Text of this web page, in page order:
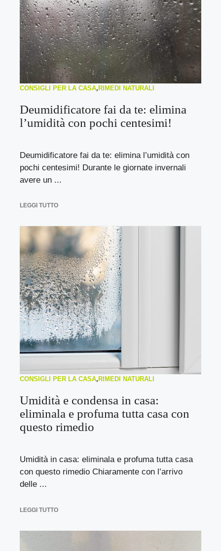
CONSIGLI PER LA CASA,RIMEDI NATURALI
Deumidificatore fai da te: elimina
l’umidità con pochi centesimi!
Deumidificatore fai da te: elimina l’umidità con
pochi centesimi! Durante le giornate invernali
avere un ...
LEGGI TUTTO
CONSIGLI PER LA CASA, RIMEDI NATURALI
Umidità e condensa in casa:
eliminala e profuma tutta casa con
questo rimedio
Umidità in casa: eliminala e profuma tutta casa
con questo rimedio Chiaramente con l’arrivo
delle ...
LEGGI TUTTO